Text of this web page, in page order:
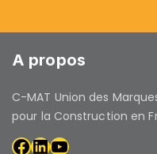
A propos
C-MAT Union des
pour la Construction en